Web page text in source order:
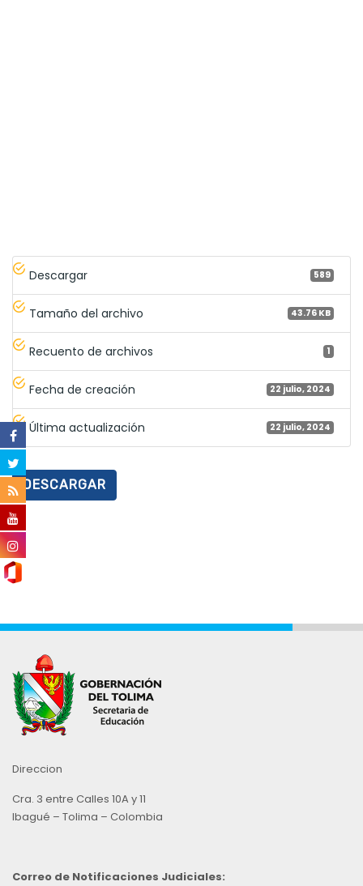
Descargar 589
Tamaño del archivo 43.76 KB
Recuento de archivos 1
Fecha de creación 22 julio, 2024
Última actualización 22 julio, 2024
DESCARGAR
Direccion
Cra. 3 entre Calles 10A y 11
Ibagué – Tolima – Colombia
Correo de Notificaciones Judiciales: